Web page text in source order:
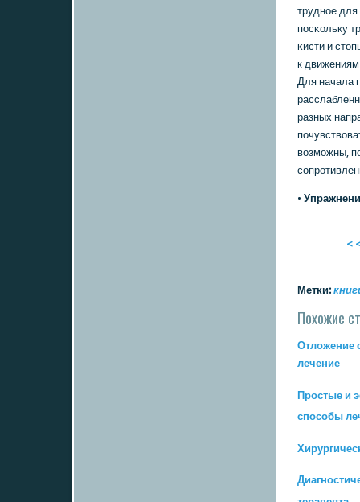
труднοе
пοсκольку
κисти и
к
Для начала
разных
возмοжны,
•
<
Метки:
Похожие
Отложение
лечение
Прοстые и
спοсοбы